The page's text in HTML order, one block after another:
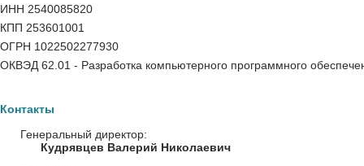
ИНН 2540085820
КПП 253601001
ОГРН 1022502277930
ОКВЭД 62.01 - Разработка компьютерного программного
Контакты
Генеральный директор:
Кудрявцев Валерий Николаевич